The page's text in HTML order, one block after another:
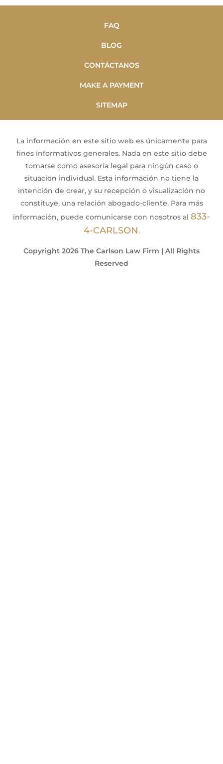
FAQ
BLOG
CONTÁCTANOS
MAKE A PAYMENT
SITEMAP
La información en este sitio web es únicamente para
fines informativos generales. Nada en este sitio debe
tomarse como asesoría legal para ningún caso o
situación individual. Esta información no tiene la
intención de crear, y su recepción o visualización no
constituye, una relación abogado-cliente. Para más
información, puede comunicarse con nosotros al 833-
4-CARLSON.
Copyright 2026 The Carlson Law Firm | All Rights
Reserved